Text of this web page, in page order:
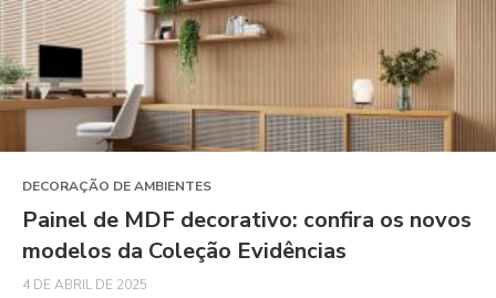
DECORAÇÃO DE AMBIENTES
Painel de MDF decorativo: confira os novos
modelos da Coleção Evidências
4 DE ABRIL DE 2025